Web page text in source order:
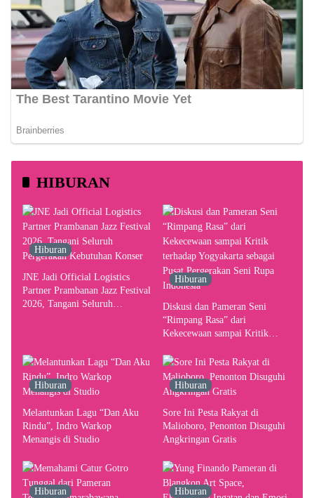
HIBURAN
Hiburan
JNE Jadi Official Logistics
Partner Prambanan Jazz Festival
2026, Tangani Seluruh
Hiburan
Diskusi dan Pameran Seni
“Rimpang Rasa” dari
Kekecewaan sampai Kritik
Pusat Pergerakan Seni Rupa
Indonesia
Hiburan
Melantunkan Lagu “Dan Aku
Rindu”, Indro Warkop
Menangis di Studio
Hiburan
Sore Ini Pesta Rakyat di
Malioboro, Penonton Disuguhi
Angkringan Gratis
Hiburan Hiburan